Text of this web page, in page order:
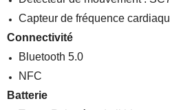
Capteur de fréquence
Connectivité
Bluetooth 5.0
NFC
Batterie